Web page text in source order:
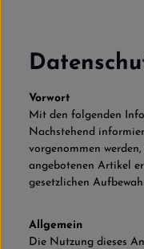
Vorwort
Mit den folgenden
Nachstehend
vorgenommen
angebotenen Artikel
gesetzlichen
Allgemein
Die Nutzung dieses